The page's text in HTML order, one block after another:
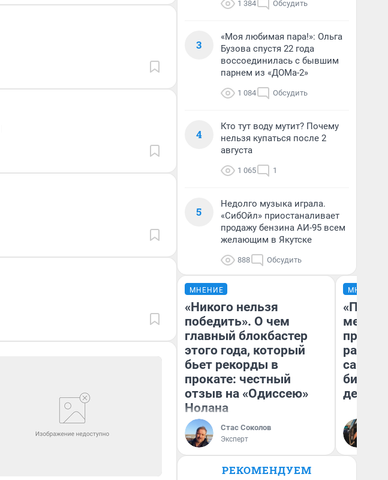
1 384 Обсудить
3
«Моя любимая пара!»: Ольга
Бузова спустя 22 года
воссоединилась с бывшим
парнем из «ДОМа-2»
1 084 Обсудить
4
Кто тут воду мутит? Почему
нельзя купаться после 2
августа
1 065 1
5
Недолго музыка играла.
«СибОйл» приостаналивает
продажу бензина АИ-95 всем
желающим в Якутске
888 Обсудить
МНЕНИЕ
«Никого нельзя
победить». О чем
главный блокбастер
этого года, который
бьет рекорды в
прокате: честный
отзыв на «Одиссею»
Нолана
Стас Соколов
Эксперт
МНЕНИЕ
самом
РЕКОМЕНДУЕМ